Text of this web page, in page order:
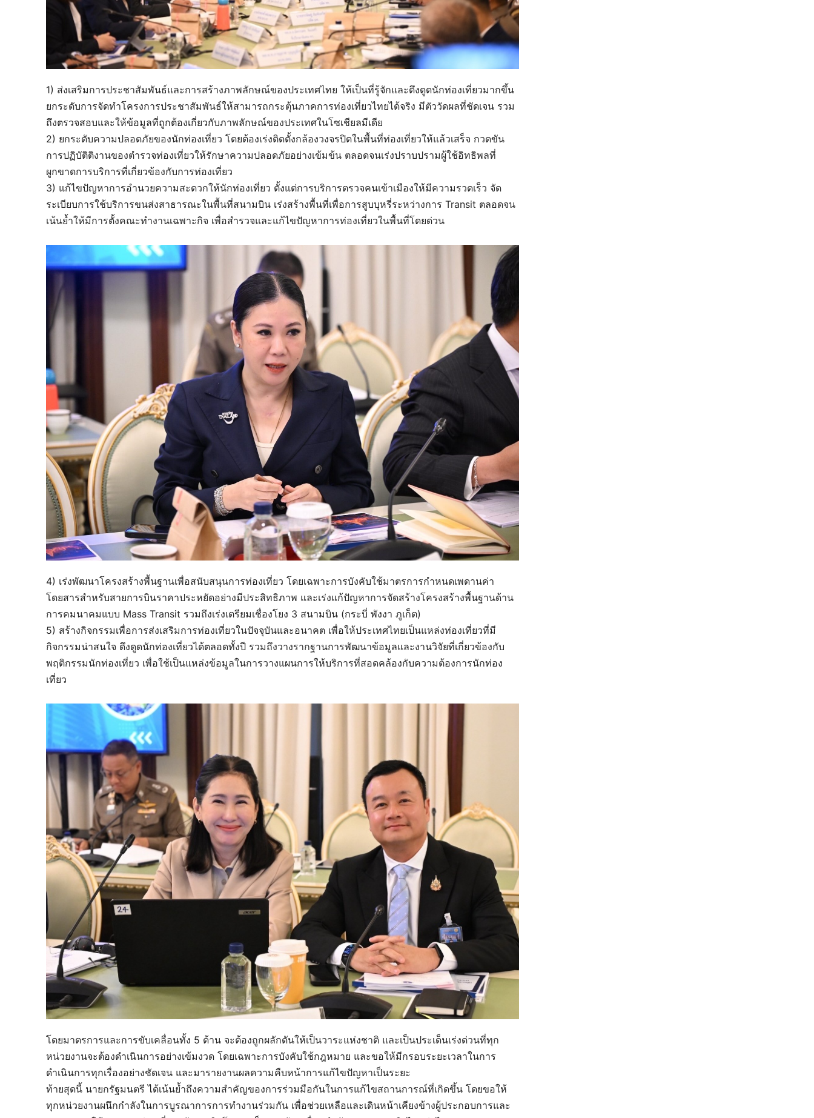
1) ส่งเสริมการประชาสัมพันธ์และการสร้างภาพลักษณ์ของประเทศไทย ให้เป็นที่รู้จักและดึงดูดนักท่องเที่ยวมากขึ้น
ยกระดับการจัดทำโครงการประชาสัมพันธ์ให้สามารถกระตุ้นภาคการท่องเที่ยวไทยได้จริง มีตัววัดผลที่ชัดเจน รวม
ถึงตรวจสอบและให้ข้อมูลที่ถูกต้องเกี่ยวกับภาพลักษณ์ของประเทศในโซเชียลมีเดีย
2) ยกระดับความปลอดภัยของนักท่องเที่ยว โดยต้องเร่งติดตั้งกล้องวงจรปิดในพื้นที่ท่องเที่ยวให้แล้วเสร็จ กวดขัน
การปฏิบัติติงานของตำรวจท่องเที่ยวให้รักษาความปลอดภัยอย่างเข้มข้น ตลอดจนเร่งปราบปรามผู้ใช้อิทธิพลที่
ผูกขาดการบริการที่เกี่ยวข้องกับการท่องเที่ยว
3) แก้ไขปัญหาการอำนวยความสะดวกให้นักท่องเที่ยว ตั้งแต่การบริการตรวจคนเข้าเมืองให้มีความรวดเร็ว จัด
ระเบียบการใช้บริการขนส่งสาธารณะในพื้นที่สนามบิน เร่งสร้างพื้นที่เพื่อการสูบบุหรี่ระหว่างการ Transit ตลอดจน
เน้นย้ำให้มีการตั้งคณะทำงานเฉพาะกิจ เพื่อสำรวจและแก้ไขปัญหาการท่องเที่ยวในพื้นที่โดยด่วน
4) เร่งพัฒนาโครงสร้างพื้นฐานเพื่อสนับสนุนการท่องเที่ยว โดยเฉพาะการบังคับใช้มาตรการกำหนดเพดานค่า
โดยสารสำหรับสายการบินราคาประหยัดอย่างมีประสิทธิภาพ และเร่งแก้ปัญหาการจัดสร้างโครงสร้างพื้นฐานด้าน
การคมนาคมแบบ Mass Transit รวมถึงเร่งเตรียมเชื่องโยง 3 สนามบิน (กระบี่ พังงา ภูเก็ต)
5) สร้างกิจกรรมเพื่อการส่งเสริมการท่องเที่ยวในปัจจุบันและอนาคต เพื่อให้ประเทศไทยเป็นแหล่งท่องเที่ยวที่มี
กิจกรรมน่าสนใจ ดึงดูดนักท่องเที่ยวได้ตลอดทั้งปี รวมถึงวางรากฐานการพัฒนาข้อมูลและงานวิจัยที่เกี่ยวข้องกับ
พฤติกรรมนักท่องเที่ยว เพื่อใช้เป็นแหล่งข้อมูลในการวางแผนการให้บริการที่สอดคล้องกับความต้องการนักท่อง
เที่ยว
โดยมาตรการและการขับเคลื่อนทั้ง 5 ด้าน จะต้องถูกผลักดันให้เป็นวาระแห่งชาติ และเป็นประเด็นเร่งด่วนที่ทุก
หน่วยงานจะต้องดำเนินการอย่างเข้มงวด โดยเฉพาะการบังคับใช้กฎหมาย และขอให้มีกรอบระยะเวลาในการ
ดำเนินการทุกเรื่องอย่างชัดเจน และมารายงานผลความคืบหน้าการแก้ไขปัญหาเป็นระยะ
ท้ายสุดนี้ นายกรัฐมนตรี ได้เน้นย้ำถึงความสำคัญของการร่วมมือกันในการแก้ไขสถานการณ์ที่เกิดขึ้น โดยขอให้
ทุกหน่วยงานผนึกกำลังในการบูรณาการการทำงานร่วมกัน เพื่อช่วยเหลือและเดินหน้าเคียงข้างผู้ประกอบการและ